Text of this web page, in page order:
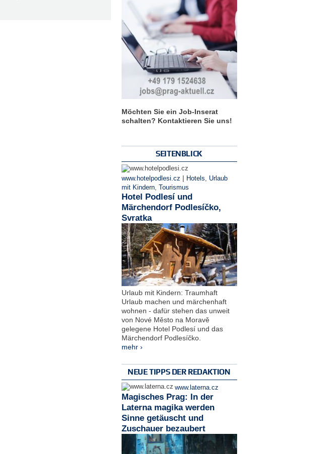
Möchten Sie ein Job-Inserat
schalten? Kontaktieren Sie uns!
SEITENBLICK
www.hotelpodlesi.cz | Hotels
Urlaub
mit Kindern, Tourismus
Hotel Podlesí und
Märchendorf Podlesíčko,
Svratka
Urlaub mit Kindern: Traumhaft
Urlaub machen und märchenhaft
wohnen - dafür stehen das unweit
von Nové Město na Moravě
gelegene Hotel Podlesí und das
Märchendorf Podlesíčko.
mehr ›
NEUE TIPPS DER REDAKTION
www.laterna.cz
Magisches Prag: In der
Laterna magika werden
Sinne getäuscht und
Zuschauer bezaubert